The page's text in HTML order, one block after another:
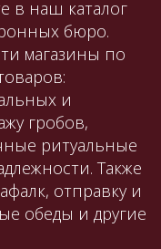
в наш каталог
бюро.
магазины по
и
гробов,
ритуальные
Также
отправку и
обеды и другие